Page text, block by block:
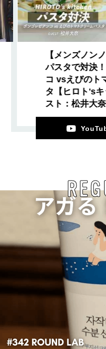
【メンズノン
パスタで対決
コ vsえびのト
タ【ヒロト's
スト：松井大奈